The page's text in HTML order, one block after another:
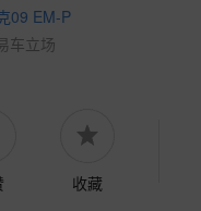
09 EM-P
车立场
收藏